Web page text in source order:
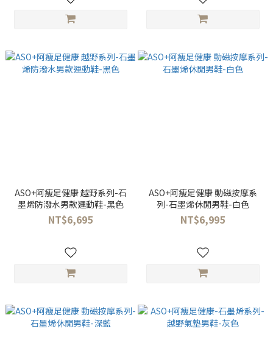
ASO+阿瘦足健康 越野系列-石
墨烯防潑水男款運動鞋-黑色
NT$6,695
ASO+阿瘦足健康 動磁按摩系
列-石墨烯休閒男鞋-白色
NT$6,995